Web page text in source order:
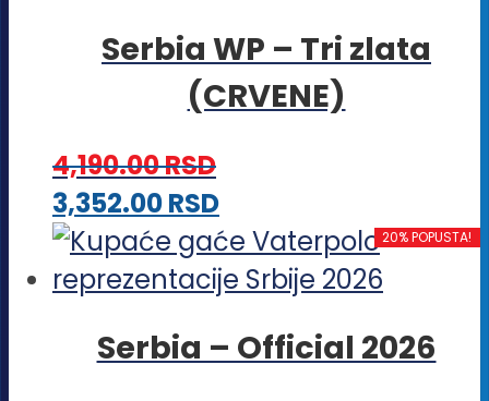
više
varijanti.
biti
izabrane
na
proizvoda.
Serbia WP – Tri zlata
(CRVENE)
4,190.00RSD
3,352.00RSDOvaj
proizvod
ima
varijanti.
20% POPUSTA!
Serbia – Official 2026